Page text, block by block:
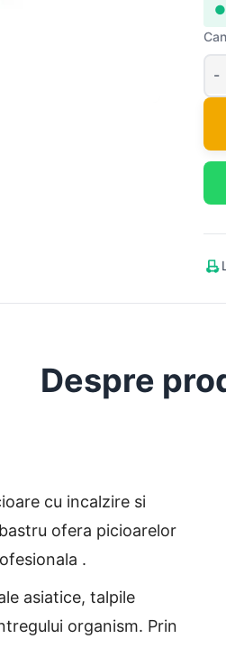
●
Despre
cu incalzire si
ofera picioarelor
.
asiatice, talpile
organism. Prin